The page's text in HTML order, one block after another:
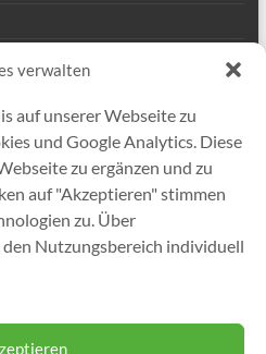
verwalten
auf unserer Webseite zu
und Google Analytics. Diese
zu ergänzen und zu
auf "Akzeptieren" stimmen
zu. Über
Nutzungsbereich individuell